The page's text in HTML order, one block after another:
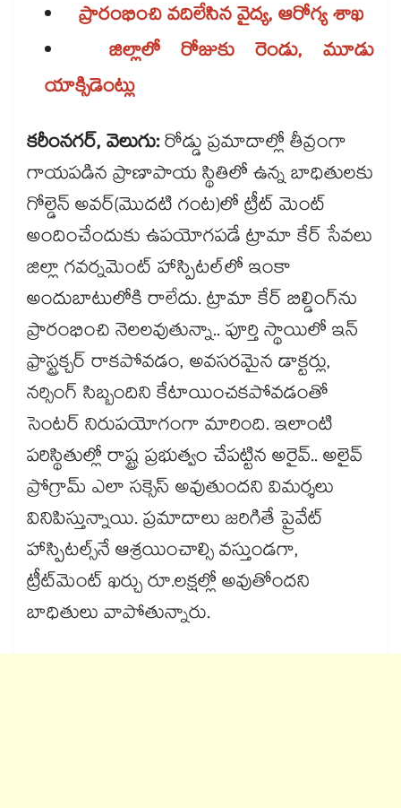
ప్రారంభించి వదిలేసిన వైద్య, ఆరోగ్య శాఖ
జిల్లాలో రోజుకు రెండు, మూడు
యాక్సిడెంట్లు
కరీంనగర్, వెలుగు:రోడ్డు ప్రమాదాల్లో తీవ్రంగా
గాయపడిన ప్రాణాపాయ స్థితిలో ఉన్న బాధితులకు
గోల్డెన్ అవర్(మొదటి గంట)లో ట్రీట్ మెంట్
అందించేందుకు ఉపయోగపడే ట్రామా కేర్ సేవలు
జిల్లా గవర్నమెంట్ హాస్పిటల్‌‌‌‌‌‌‌‌‌‌‌‌‌‌‌‌లో ఇంకా
అందుబాటులోకి రాలేదు. ట్రామా కేర్ బిల్డింగ్‌‌‌‌‌‌‌‌‌‌‌‌‌‌‌‌ను
ప్రారంభించి నెలలవుతున్నా.. పూర్తి స్థాయిలో ఇన్
ఫ్రాస్ట్రక్చర్ రాకపోవడం, అవసరమైన డాక్టర్లు,
నర్సింగ్ సిబ్బందిని కేటాయించకపోవడంతో
సెంటర్ నిరుపయోగంగా మారింది. ఇలాంటి
పరిస్థితుల్లో రాష్ట్ర ప్రభుత్వం చేపట్టిన అరైవ్.. అలైవ్
ప్రోగ్రామ్ ఎలా సక్సెస్ అవుతుందని విమర్శలు
వినిపిస్తున్నాయి. ప్రమాదాలు జరిగితే ప్రైవేట్
హాస్పిటల్స్‌‌‌‌‌‌‌‌‌‌‌‌‌‌‌‌నే ఆశ్రయించాల్సి వస్తుండగా,
ట్రీట్‌‌‌‌‌‌‌‌‌‌‌‌‌‌‌‌మెంట్ ఖర్చు రూ.లక్షల్లో అవుతోందని
బాధితులు వాపోతున్నారు.